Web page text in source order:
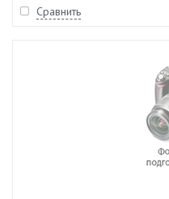
Сравнить